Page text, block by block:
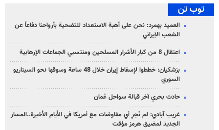
توب تن
العميد بهمرد: نحن على أهبة الاستعداد للتضحية بأرواحنا دفاعاً عن
الشعب الإيراني
اعتقال 8 من كبار الأشرار المسلحين ومنتسبي الجماعات الإرهابية
بزشكيان: خططوا لإسقاط إيران خلال 48 ساعة وسوقها نحو السيناريو
السوري
حادث بحري آخر قبالة سواحل عُمان
غريب آبادي: لم نُجرِ أي مفاوضات مع أمريكا في الأيام الأخيرة..المسار
الجديد لمضيق هرمز مؤقت